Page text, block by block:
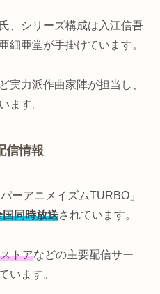
、シリーズ構成は入江信吾
細亜堂が手掛けています。
実力派作曲家陣が担当し、
ます。
信情報
ーアニメイズムTURBO」
同時放送されています。
トアなどの主要配信サー
います。